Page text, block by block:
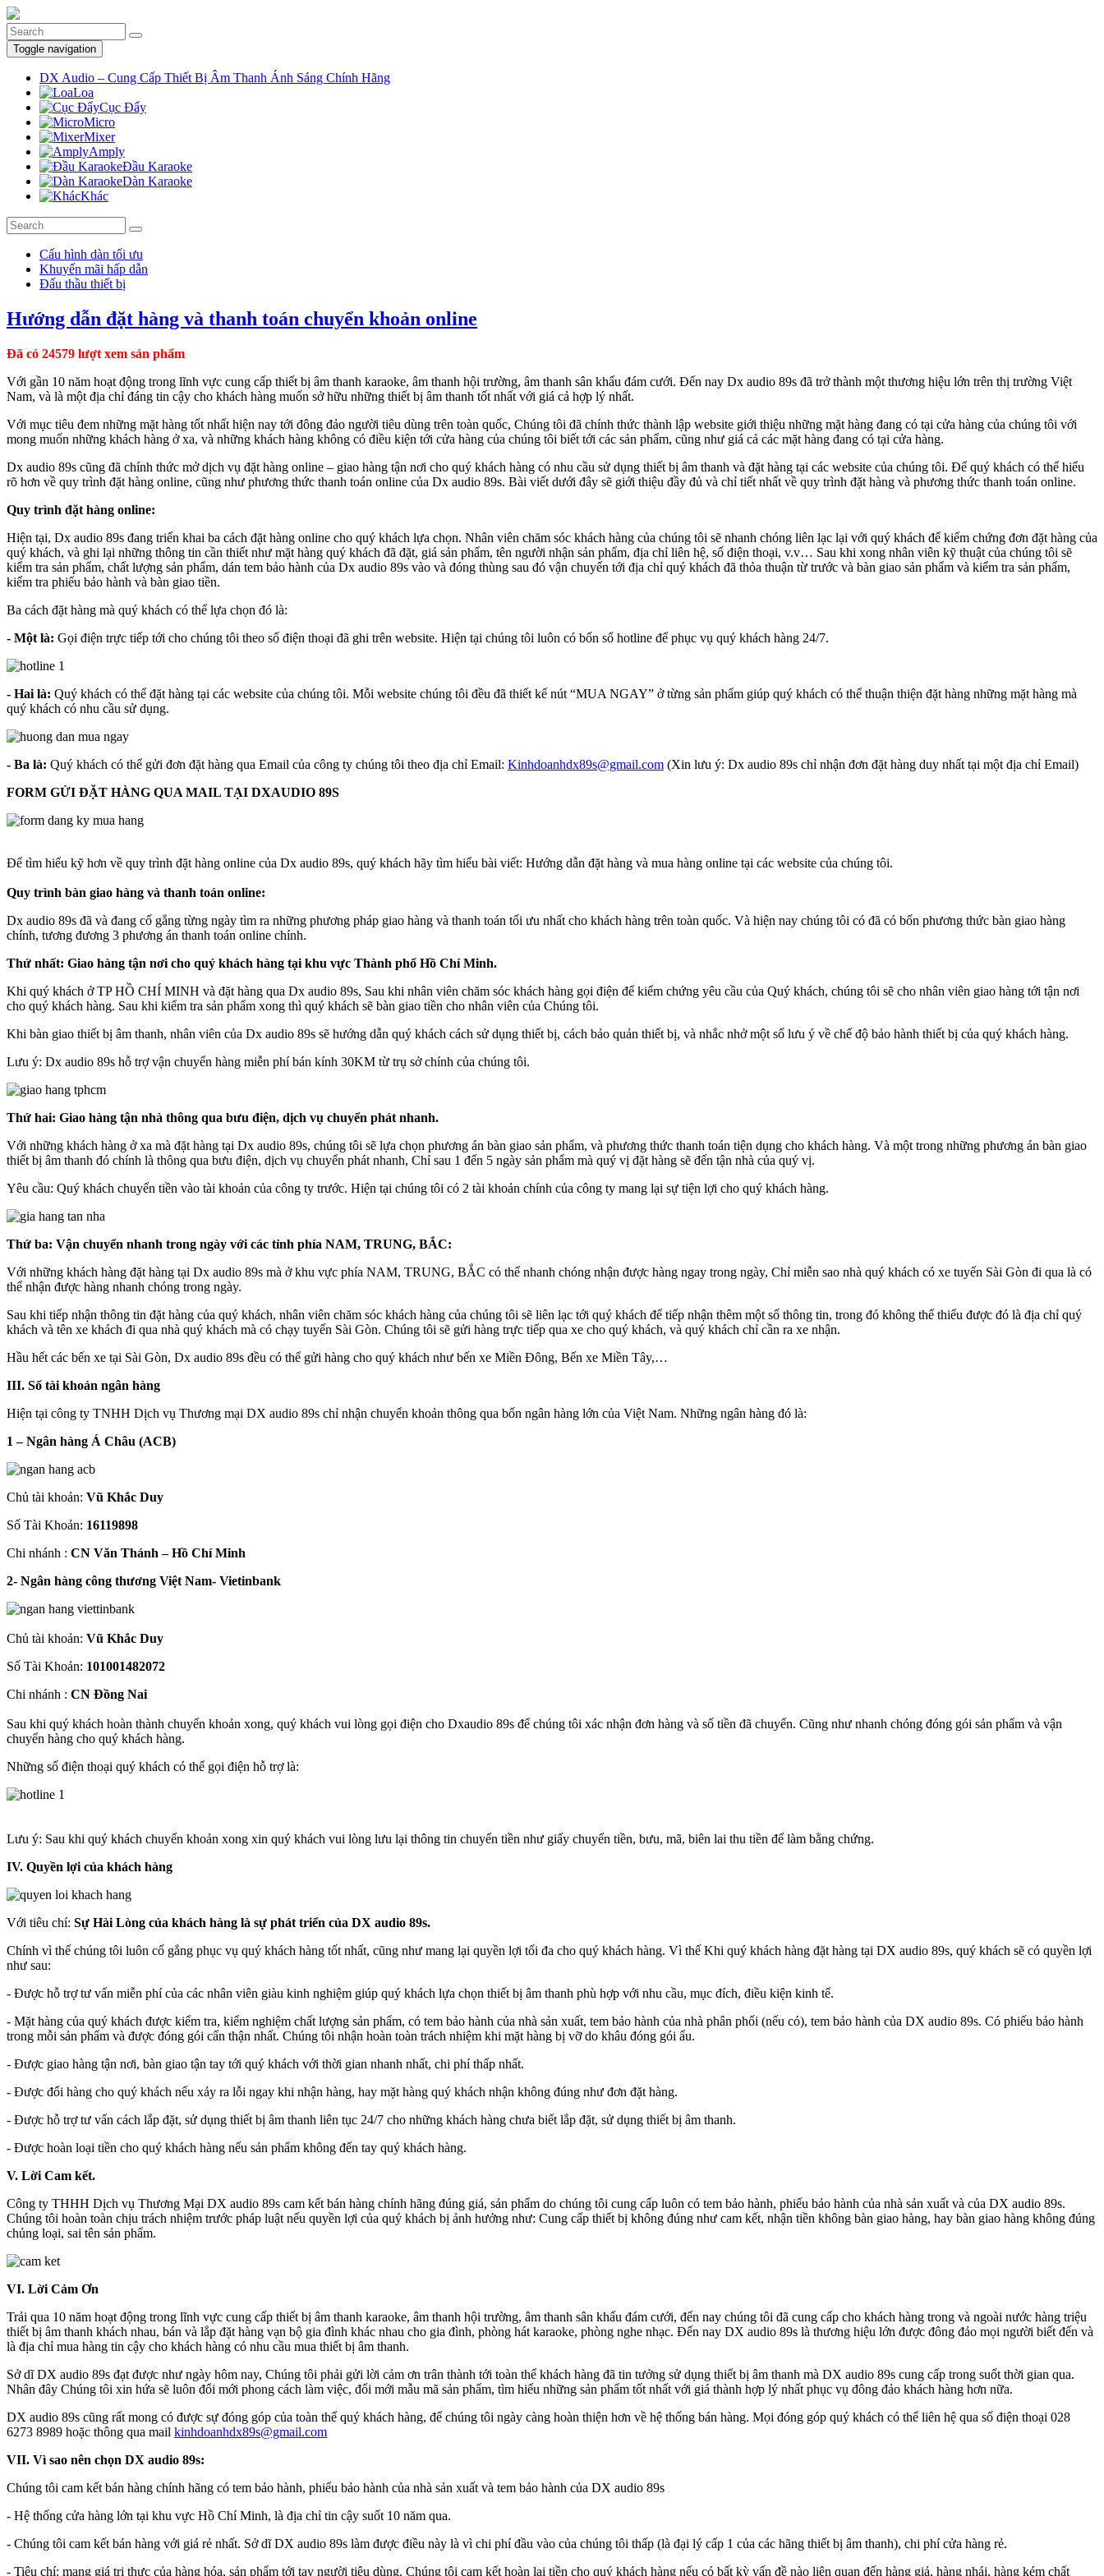
Toggle navigation
DX Audio – Cung Cấp Thiết Bị Âm Thanh Ánh Sáng Chính Hãng
Loa
Cục Đẩy
Micro
Mixer
Amply
Đầu Karaoke
Dàn Karaoke
Khác
Cấu hình dàn tối ưu
Khuyến mãi hấp dẫn
Đấu thầu thiết bị
Hướng dẫn đặt hàng và thanh toán chuyển khoản online
Đã có 24579 lượt xem sản phẩm
Với gần 10 năm hoạt động trong lĩnh vực cung cấp thiết bị âm thanh karaoke, âm thanh hội trường, âm thanh sân khấu đám cưới. Đến nay Dx audio 89s đã trở thành một thương hiệu lớn trên thị trường Việt
Nam, và là một địa chỉ đáng tin cậy cho khách hàng muốn sở hữu những thiết bị âm thanh tốt nhất với giá cả hợp lý nhất.
Với mục tiêu đem những mặt hàng tốt nhất hiện nay tới đông đảo người tiêu dùng trên toàn quốc, Chúng tôi đã chính thức thành lập website giới thiệu những mặt hàng đang có tại cửa hàng của chúng tôi với
mong muốn những khách hàng ở xa, và những khách hàng không có điều kiện tới cửa hàng của chúng tôi biết tới các sản phẩm, cũng như giá cả các mặt hàng đang có tại cửa hàng.
Dx audio 89s cũng đã chính thức mở dịch vụ đặt hàng online – giao hàng tận nơi cho quý khách hàng có nhu cầu sử dụng thiết bị âm thanh và đặt hàng tại các website của chúng tôi. Để quý khách có thể hiểu
rõ hơn về quy trình đặt hàng online, cũng như phương thức thanh toán online của Dx audio 89s. Bài viết dưới đây sẽ giới thiệu đầy đủ và chỉ tiết nhất về quy trình đặt hàng và phương thức thanh toán online.
Quy trình đặt hàng online:
Hiện tại, Dx audio 89s đang triển khai ba cách đặt hàng online cho quý khách lựa chọn. Nhân viên chăm sóc khách hàng của chúng tôi sẽ nhanh chóng liên lạc lại với quý khách để kiểm chứng đơn đặt hàng của
quý khách, và ghi lại những thông tin cần thiết như mặt hàng quý khách đã đặt, giá sản phẩm, tên người nhận sản phẩm, địa chỉ liên hệ, số điện thoại, v.v… Sau khi xong nhân viên kỹ thuật của chúng tôi sẽ
kiểm tra sản phẩm, chất lượng sản phẩm, dán tem bảo hành của Dx audio 89s vào và đóng thùng sau đó vận chuyển tới địa chỉ quý khách đã thỏa thuận từ trước và bàn giao sản phẩm và kiểm tra sản phẩm,
kiểm tra phiếu bảo hành và bàn giao tiền.
Ba cách đặt hàng mà quý khách có thể lựa chọn đó là:
- Một là: Gọi điện trực tiếp tới cho chúng tôi theo số điện thoại đã ghi trên website. Hiện tại chúng tôi luôn có bốn số hotline để phục vụ quý khách hàng 24/7.
- Hai là: Quý khách có thể đặt hàng tại các website của chúng tôi. Mỗi website chúng tôi đều đã thiết kế nút “MUA NGAY” ở từng sản phẩm giúp quý khách có thể thuận thiện đặt hàng những mặt hàng mà
quý khách có nhu cầu sử dụng.
- Ba là: Quý khách có thể gửi đơn đặt hàng qua Email của công ty chúng tôi theo địa chỉ Email: Kinhdoanhdx89s@gmail.com (Xin lưu ý: Dx audio 89s chỉ nhận đơn đặt hàng duy nhất tại một địa chỉ Email)
FORM GỬI ĐẶT HÀNG QUA MAIL TẠI DXAUDIO 89S
Để tìm hiểu kỹ hơn về quy trình đặt hàng online của Dx audio 89s, quý khách hãy tìm hiểu bài viết: Hướng dẫn đặt hàng và mua hàng online tại các website của chúng tôi.
Quy trình bàn giao hàng và thanh toán online:
Dx audio 89s đã và đang cố gắng từng ngày tìm ra những phương pháp giao hàng và thanh toán tối ưu nhất cho khách hàng trên toàn quốc. Và hiện nay chúng tôi có đã có bốn phương thức bàn giao hàng
chính, tương đương 3 phương án thanh toán online chính.
Thứ nhất: Giao hàng tận nơi cho quý khách hàng tại khu vực Thành phố Hồ Chí Minh.
Khi quý khách ở TP HỒ CHÍ MINH và đặt hàng qua Dx audio 89s, Sau khi nhân viên chăm sóc khách hàng gọi điện để kiểm chứng yêu cầu của Quý khách, chúng tôi sẽ cho nhân viên giao hàng tới tận nơi
cho quý khách hàng. Sau khi kiểm tra sản phẩm xong thì quý khách sẽ bàn giao tiền cho nhân viên của Chúng tôi.
Khi bàn giao thiết bị âm thanh, nhân viên của Dx audio 89s sẽ hướng dẫn quý khách cách sử dụng thiết bị, cách bảo quản thiết bị, và nhắc nhở một số lưu ý về chế độ bảo hành thiết bị của quý khách hàng.
Lưu ý: Dx audio 89s hỗ trợ vận chuyển hàng miễn phí bán kính 30KM từ trụ sở chính của chúng tôi.
Thứ hai: Giao hàng tận nhà thông qua bưu điện, dịch vụ chuyển phát nhanh.
Với những khách hàng ở xa mà đặt hàng tại Dx audio 89s, chúng tôi sẽ lựa chọn phương án bàn giao sản phẩm, và phương thức thanh toán tiện dụng cho khách hàng. Và một trong những phương án bàn giao
thiết bị âm thanh đó chính là thông qua bưu điện, dịch vụ chuyển phát nhanh, Chỉ sau 1 đến 5 ngày sản phẩm mà quý vị đặt hàng sẽ đến tận nhà của quý vị.
Yêu cầu: Quý khách chuyển tiền vào tài khoản của công ty trước. Hiện tại chúng tôi có 2 tài khoản chính của công ty mang lại sự tiện lợi cho quý khách hàng.
Thứ ba: Vận chuyển nhanh trong ngày với các tỉnh phía NAM, TRUNG, BẮC:
Với những khách hàng đặt hàng tại Dx audio 89s mà ở khu vực phía NAM, TRUNG, BẮC có thể nhanh chóng nhận được hàng ngay trong ngày, Chỉ miễn sao nhà quý khách có xe tuyến Sài Gòn đi qua là có
thể nhận được hàng nhanh chóng trong ngày.
Sau khi tiếp nhận thông tin đặt hàng của quý khách, nhân viên chăm sóc khách hàng của chúng tôi sẽ liên lạc tới quý khách để tiếp nhận thêm một số thông tin, trong đó không thể thiếu được đó là địa chỉ quý
khách và tên xe khách đi qua nhà quý khách mà có chạy tuyến Sài Gòn. Chúng tôi sẽ gửi hàng trực tiếp qua xe cho quý khách, và quý khách chỉ cần ra xe nhận.
Hầu hết các bến xe tại Sài Gòn, Dx audio 89s đều có thể gửi hàng cho quý khách như bến xe Miền Đông, Bến xe Miền Tây,…
III. Số tài khoản ngân hàng
Hiện tại công ty TNHH Dịch vụ Thương mại DX audio 89s chỉ nhận chuyển khoản thông qua bốn ngân hàng lớn của Việt Nam. Những ngân hàng đó là:
1 – Ngân hàng Á Châu (ACB)
Chủ tài khoản: Vũ Khắc Duy
Số Tài Khoản: 16119898
Chi nhánh : CN Văn Thánh – Hồ Chí Minh
2- Ngân hàng công thương Việt Nam- Vietinbank
Chủ tài khoản: Vũ Khắc Duy
Số Tài Khoản: 101001482072
Chi nhánh : CN Đồng Nai
Sau khi quý khách hoàn thành chuyển khoản xong, quý khách vui lòng gọi điện cho Dxaudio 89s để chúng tôi xác nhận đơn hàng và số tiền đã chuyển. Cũng như nhanh chóng đóng gói sản phẩm và vận
chuyển hàng cho quý khách hàng.
Những số điện thoại quý khách có thể gọi điện hỗ trợ là:
Lưu ý: Sau khi quý khách chuyển khoản xong xin quý khách vui lòng lưu lại thông tin chuyển tiền như giấy chuyển tiền, bưu, mã, biên lai thu tiền để làm bằng chứng.
IV. Quyền lợi của khách hàng
Với tiêu chí: Sự Hài Lòng của khách hàng là sự phát triển của DX audio 89s.
Chính vì thế chúng tôi luôn cố gắng phục vụ quý khách hàng tốt nhất, cũng như mang lại quyền lợi tối đa cho quý khách hàng. Vì thế Khi quý khách hàng đặt hàng tại DX audio 89s, quý khách sẽ có quyền lợi
như sau:
- Được hỗ trợ tư vấn miễn phí của các nhân viên giàu kinh nghiệm giúp quý khách lựa chọn thiết bị âm thanh phù hợp với nhu cầu, mục đích, điều kiện kinh tế.
- Mặt hàng của quý khách được kiểm tra, kiểm nghiệm chất lượng sản phẩm, có tem bảo hành của nhà sản xuất, tem bảo hành của nhà phân phối (nếu có), tem bảo hành của DX audio 89s. Có phiếu bảo hành
trong mỗi sản phẩm và được đóng gói cẩn thận nhất. Chúng tôi nhận hoàn toàn trách nhiệm khi mặt hàng bị vỡ do khâu đóng gói ẩu.
- Được giao hàng tận nơi, bàn giao tận tay tới quý khách với thời gian nhanh nhất, chi phí thấp nhất.
- Được đổi hàng cho quý khách nếu xảy ra lỗi ngay khi nhận hàng, hay mặt hàng quý khách nhận không đúng như đơn đặt hàng.
- Được hỗ trợ tư vấn cách lắp đặt, sử dụng thiết bị âm thanh liên tục 24/7 cho những khách hàng chưa biết lắp đặt, sử dụng thiết bị âm thanh.
- Được hoàn loại tiền cho quý khách hàng nếu sản phẩm không đến tay quý khách hàng.
V. Lời Cam kết.
Công ty THHH Dịch vụ Thương Mại DX audio 89s cam kết bán hàng chính hãng đúng giá, sản phẩm do chúng tôi cung cấp luôn có tem bảo hành, phiếu bảo hành của nhà sản xuất và của DX audio 89s.
Chúng tôi hoàn toàn chịu trách nhiệm trước pháp luật nếu quyền lợi của quý khách bị ảnh hưởng như: Cung cấp thiết bị không đúng như cam kết, nhận tiền không bàn giao hàng, hay bàn giao hàng không đúng
chủng loại, sai tên sản phẩm.
VI. Lời Cảm Ơn
Trải qua 10 năm hoạt động trong lĩnh vực cung cấp thiết bị âm thanh karaoke, âm thanh hội trường, âm thanh sân khấu đám cưới, đến nay chúng tôi đã cung cấp cho khách hàng trong và ngoài nước hàng triệu
thiết bị âm thanh khách nhau, bán và lắp đặt hàng vạn bộ gia đình khác nhau cho gia đình, phòng hát karaoke, phòng nghe nhạc. Đến nay DX audio 89s là thương hiệu lớn được đông đảo mọi người biết đến và
là địa chỉ mua hàng tin cậy cho khách hàng có nhu cầu mua thiết bị âm thanh.
Sở dĩ DX audio 89s đạt được như ngày hôm nay, Chúng tôi phải gửi lời cảm ơn trân thành tới toàn thể khách hàng đã tin tưởng sử dụng thiết bị âm thanh mà DX audio 89s cung cấp trong suốt thời gian qua.
Nhân đây Chúng tôi xin hứa sẽ luôn đổi mới phong cách làm việc, đổi mới mẫu mã sản phẩm, tìm hiểu những sản phẩm tốt nhất với giá thành hợp lý nhất phục vụ đông đảo khách hàng hơn nữa.
DX audio 89s cũng rất mong có được sự đóng góp của toàn thể quý khách hàng, để chúng tôi ngày càng hoàn thiện hơn về hệ thống bán hàng. Mọi đóng góp quý khách có thể liên hệ qua số điện thoại 028
6273 8989 hoặc thông qua mail kinhdoanhdx89s@gmail.com
VII. Vì sao nên chọn DX audio 89s:
Chúng tôi cam kết bán hàng chính hãng có tem bảo hành, phiếu bảo hành của nhà sản xuất và tem bảo hành của DX audio 89s
- Hệ thống cửa hàng lớn tại khu vực Hồ Chí Minh, là địa chỉ tin cậy suốt 10 năm qua.
- Chúng tôi cam kết bán hàng với giá rẻ nhất. Sở dĩ DX audio 89s làm được điều này là vì chi phí đầu vào của chúng tôi thấp (là đại lý cấp 1 của các hãng thiết bị âm thanh), chi phí cửa hàng rẻ.
- Tiêu chí: mang giá trị thực của hàng hóa, sản phẩm tới tay người tiêu dùng. Chúng tôi cam kết hoàn lại tiền cho quý khách hàng nếu có bất kỳ vấn đề nào liên quan đến hàng giả, hàng nhái, hàng kém chất